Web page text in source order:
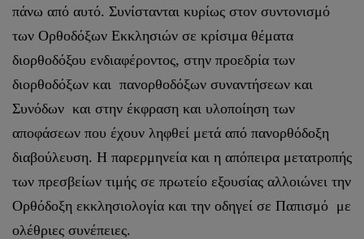
πάνω από αυτό. Συνίστανται κυρίως στον συντονισμό
των Ορθοδόξων Εκκλησιών σε κρίσιμα θέματα
διορθοδόξου ενδιαφέροντος, στην προεδρία των
διορθοδόξων και πανορθοδόξων συναντήσεων και
Συνόδων και στην έκφραση και υλοποίηση των
αποφάσεων που έχουν ληφθεί μετά από πανορθόδοξη
διαβούλευση. Η παρερμηνεία και η απόπειρα μετατροπής
των πρεσβείων τιμής σε πρωτείο εξουσίας αλλοιώνει την
Ορθόδοξη εκκλησιολογία και την οδηγεί σε Παπισμό με
ολέθριες συνέπειες.